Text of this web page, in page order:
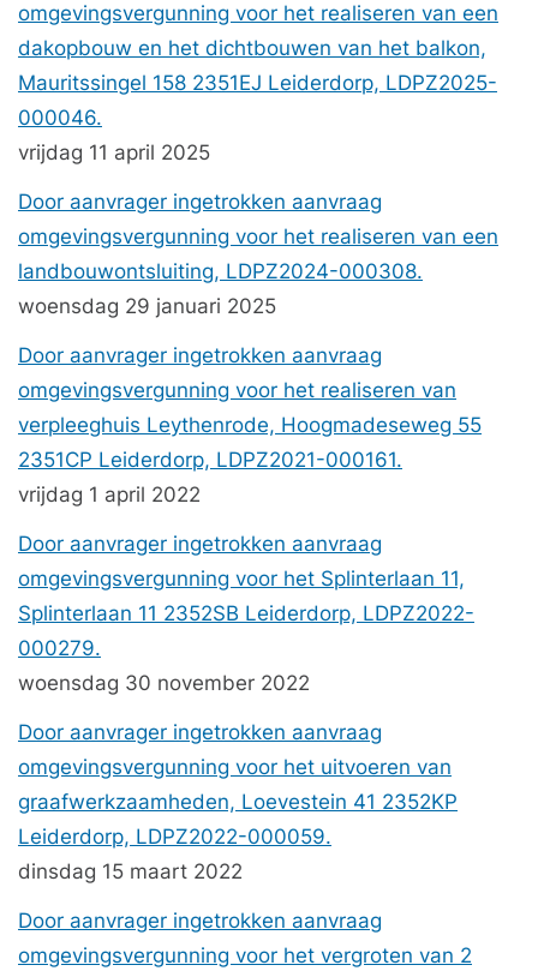
omgevingsvergunning voor het realiseren van een
dakopbouw en het dichtbouwen van het balkon,
Mauritssingel 158 2351EJ Leiderdorp, LDPZ2025-
000046.
vrijdag 11 april 2025
Door aanvrager ingetrokken aanvraag
omgevingsvergunning voor het realiseren van een
landbouwontsluiting, LDPZ2024-000308.
woensdag 29 januari 2025
Door aanvrager ingetrokken aanvraag
omgevingsvergunning voor het realiseren van
verpleeghuis Leythenrode, Hoogmadeseweg 55
2351CP Leiderdorp, LDPZ2021-000161.
vrijdag 1 april 2022
Door aanvrager ingetrokken aanvraag
omgevingsvergunning voor het Splinterlaan 11,
Splinterlaan 11 2352SB Leiderdorp, LDPZ2022-
000279.
woensdag 30 november 2022
Door aanvrager ingetrokken aanvraag
omgevingsvergunning voor het uitvoeren van
graafwerkzaamheden, Loevestein 41 2352KP
Leiderdorp, LDPZ2022-000059.
dinsdag 15 maart 2022
Door aanvrager ingetrokken aanvraag
omgevingsvergunning voor het vergroten van 2